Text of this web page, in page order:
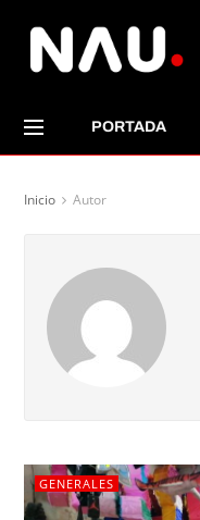
PORTADA
Inicio Autor
GENERALES